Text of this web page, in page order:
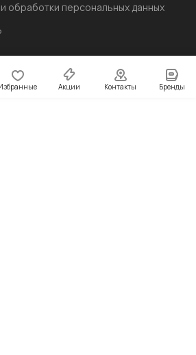
Акции Контакты Бренды
обработки персональных данных